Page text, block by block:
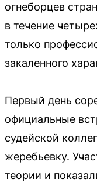
огнеборцев
в течение
только
закаленного
Первый день
официальные
судейской
жеребьевку.
теории и